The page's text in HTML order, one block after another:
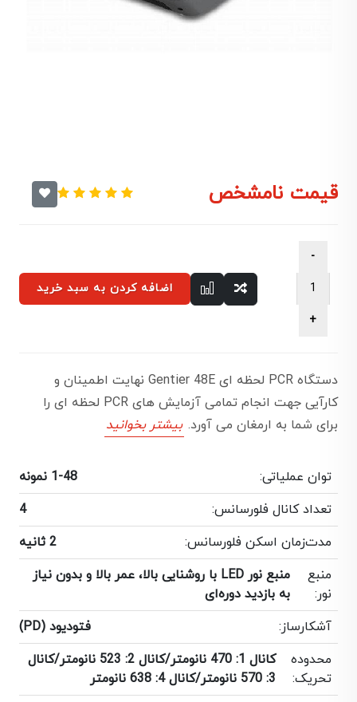
قیمت نامشخص
اضافه کردن به سبد خرید
دستگاه PCR لحظه ای Gentier 48E نهایت اطمینان و
کارآیی جهت انجام تمامی آزمایش های PCR لحظه ای را
برای شما به ارمغان می آورد. بیشتر بخوانید
توان عملیاتی:
1-48 نمونه
تعداد کانال فلورسانس:
4
مدت‌زمان اسکن فلورسانس:
2 ثانیه
منبع
نور:
منبع نور LED با روشنایی بالا، عمر بالا و بدون نیاز
به بازدید دوره‌ای
آشکارساز:
فتودیود (PD)
محدوده
تحریک:
کانال 1: 470 نانومتر/کانال 2: 523 نانومتر/کانال
3: 570 نانومتر/کانال 4: 638 نانومتر